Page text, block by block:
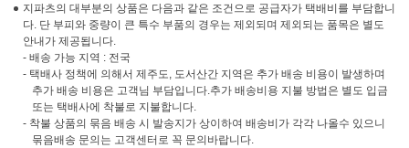
지파츠의 대부분의 상품은 다음과 같은 조건으로 공급자가 택배비를 부담합니
다. 단 부피와 중량이 큰 특수 부품의 경우는 제외되며 제외되는 품목은 별도
안내가 제공됩니다.
- 배송 가능 지역 : 전국
- 택배사 정책에 의해서 제주도, 도서산간 지역은 추가 배송 비용이 발생하며
추가 배송 비용은 고객님 부담입니다.추가 배송비용 지불 방법은 별도 입금
또는 택배사에 착불로 지불합니다.
- 착불 상품의 묶음 배송 시 발송지가 상이하여 배송비가 각각 나올수 있으니
묶음배송 문의는 고객센터로 꼭 문의바랍니다.